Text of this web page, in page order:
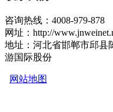
咨询热线：4008-979-878
网址：http://
地址：河北省邯郸市邱县
游国际股份
网站地图